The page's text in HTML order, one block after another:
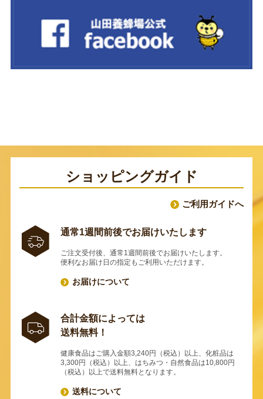
ショッピングガイド
ご利用ガイドへ
通常1週間前後でお届けいたします
ご注文受付後、通常1週間前後でお届けいたします。
便利なお届け日の指定もご利用いただけます。
お届けについて
合計金額によっては
送料無料！
健康食品はご購入金額3,240円（税込）以上、化粧品は
3,300円（税込）以上、はちみつ・自然食品は10,800円
（税込）以上で送料無料となります。
送料について